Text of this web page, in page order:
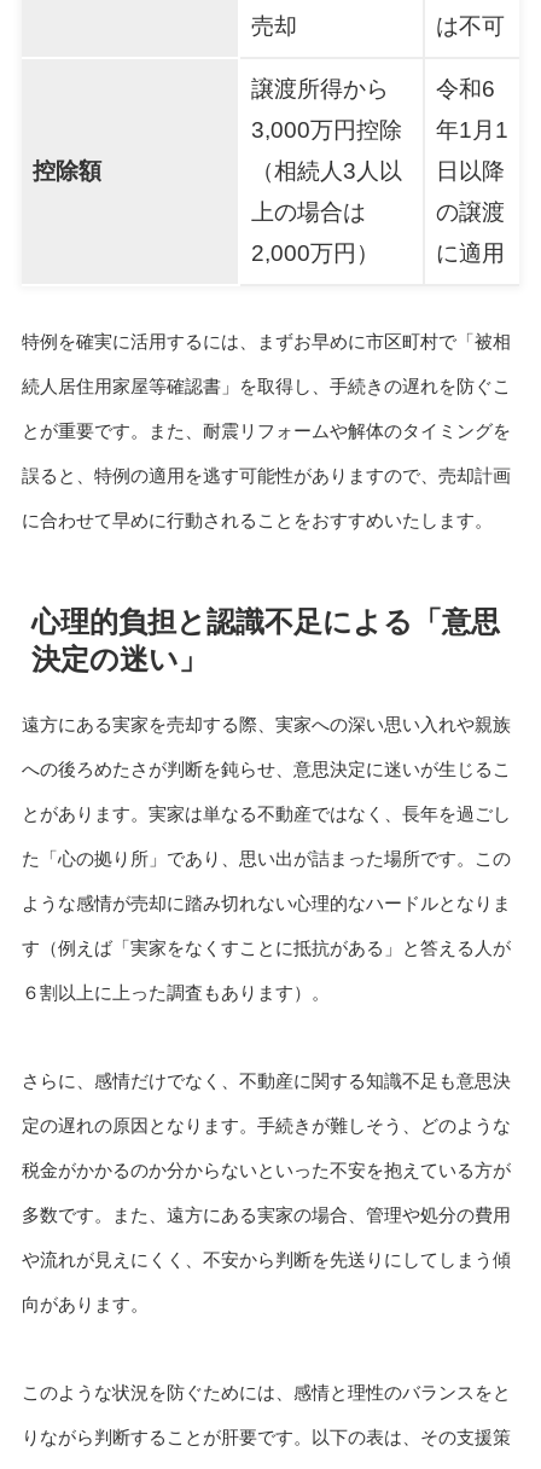
売却 は不可
控除額
譲渡所得から
3,000万円控除
（相続人3人以
上の場合は
2,000万円）
令和6
年1月1
日以降
の譲渡
に適用
特例を確実に活用するには、まずお早めに市区町村で「被相
続人居住用家屋等確認書」を取得し、手続きの遅れを防ぐこ
とが重要です。また、耐震リフォームや解体のタイミングを
誤ると、特例の適用を逃す可能性がありますので、売却計画
に合わせて早めに行動されることをおすすめいたします。
心理的負担と認識不足による「意思
決定の迷い」
遠方にある実家を売却する際、実家への深い思い入れや親族
への後ろめたさが判断を鈍らせ、意思決定に迷いが生じるこ
とがあります。実家は単なる不動産ではなく、長年を過ごし
た「心の拠り所」であり、思い出が詰まった場所です。この
ような感情が売却に踏み切れない心理的なハードルとなりま
す（例えば「実家をなくすことに抵抗がある」と答える人が
６割以上に上った調査もあります）。
さらに、感情だけでなく、不動産に関する知識不足も意思決
定の遅れの原因となります。手続きが難しそう、どのような
税金がかかるのか分からないといった不安を抱えている方が
多数です。また、遠方にある実家の場合、管理や処分の費用
や流れが見えにくく、不安から判断を先送りにしてしまう傾
向があります。
このような状況を防ぐためには、感情と理性のバランスをと
りながら判断することが肝要です。以下の表は、その支援策